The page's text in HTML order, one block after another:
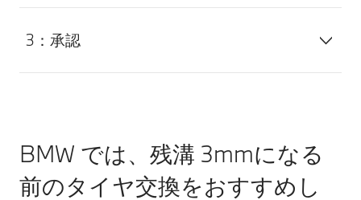
3：承認
BMW では、残溝 3mmになる
前のタイヤ交換をおすすめし